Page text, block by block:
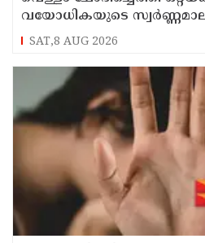
വയോധികയുടെ സ്വർണ്ണമാല
പിടിയിൽ
SAT,8 AUG 2026